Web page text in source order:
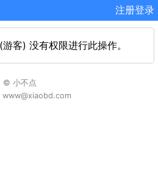
注册登录
客) 没有权限进行此操作。
© 小不点
www@xiaobd.com